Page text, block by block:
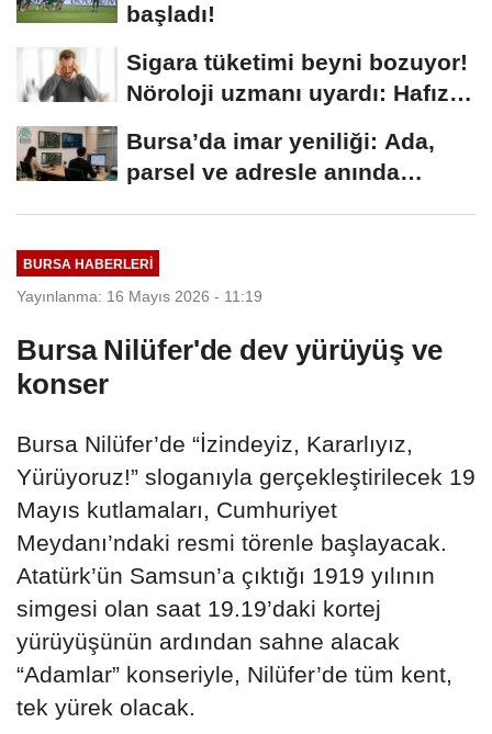
başladı!
Sigara tüketimi beyni bozuyor!
Nöroloji uzmanı uyardı: Hafıza
Bursa’da imar yeniliği: Ada,
parsel ve adresle anında
BURSA HABERLERI
Yayınlanma: 16 Mayıs 2026 - 11:19
Bursa Nilüfer'de dev yürüyüş ve
konser
Bursa Nilüfer’de “İzindeyiz, Kararlıyız,
Yürüyoruz!” sloganıyla gerçekleştirilecek 19
Mayıs kutlamaları, Cumhuriyet
Meydanı’ndaki resmi törenle başlayacak.
Atatürk’ün Samsun’a çıktığı 1919 yılının
simgesi olan saat 19.19’daki kortej
yürüyüşünün ardından sahne alacak
“Adamlar” konseriyle, Nilüfer’de tüm kent,
tek yürek olacak.